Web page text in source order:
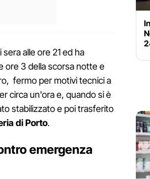
alle ore 21 ed ha
ore 3 della scorsa notte e
fermo per motivi tecnici a
circa un'ora e, quando si è
stabilizzato e poi trasferito
di Porto.
emergenza